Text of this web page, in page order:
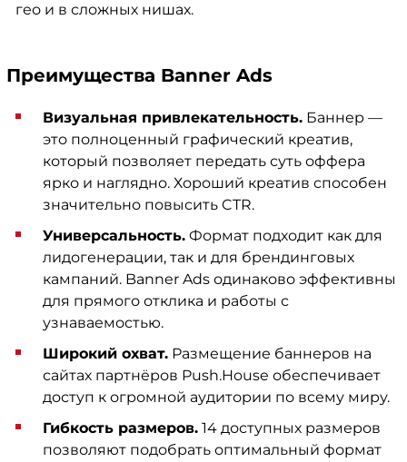
гео и в сложных нишах.
Преимущества Banner Ads
Визуальная привлекательность.Баннер —
это полноценный графический креатив,
который позволяет передать суть оффера
ярко и наглядно. Хороший креатив способен
значительно повысить CTR.
Универсальность.Формат подходит как для
лидогенерации, так и для брендинговых
кампаний. Banner Ads одинаково эффективны
для прямого отклика и работы с
узнаваемостью.
Широкий охват.Размещение баннеров на
сайтах партнёров Push.House обеспечивает
доступ к огромной аудитории по всему миру.
Гибкость размеров.14 доступных размеров
позволяют подобрать оптимальный формат